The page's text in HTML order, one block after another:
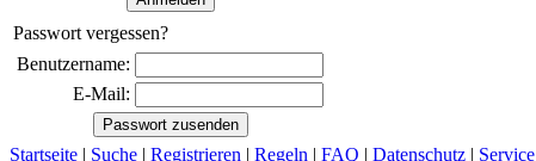
Passwort vergessen?
Benutzername:
E-Mail:
Startseite | Suche | Registrieren | Regeln | FAQ | Datenschutz | Service